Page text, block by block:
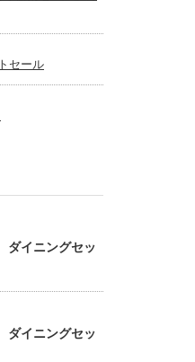
セール
イニングセッ
イニングセッ